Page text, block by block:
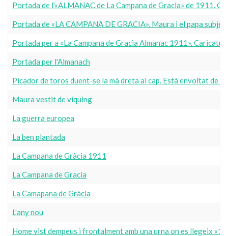
Portada de l'«ALMANAC de La Campana de Gracia» de 1911.
Portada de «LA CAMPANA DE GRACIA». Maura i el papa
Portada per a «La Campana de Gracia Almanac 1911».
Portada per l'Almanach
Picador de toros duent-se la mà dreta al cap. Està envoltat de
Maura vestit de viquing
La guerra europea
La ben plantada
La Campana de Gràcia 1911
La Campana de Gracia
La Camapana de Gràcia
L'any nou
Home vist dempeus i frontalment amb una urna on es llegeix